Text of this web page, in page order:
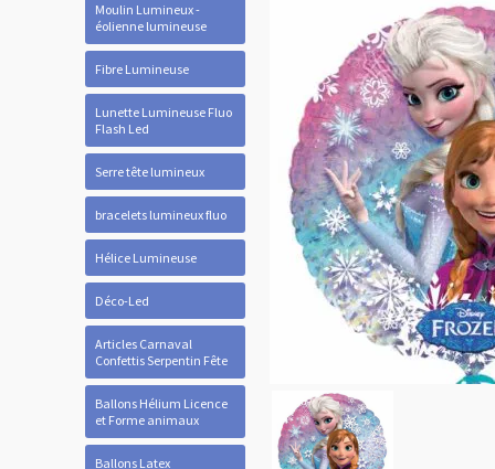
Moulin Lumineux -
éolienne lumineuse
Fibre Lumineuse
Lunette Lumineuse Fluo
Flash Led
Serre tête lumineux
bracelets lumineux fluo
Hélice Lumineuse
Déco-Led
Articles Carnaval
Confettis Serpentin Fête
Ballons Hélium Licence
et Forme animaux
Ballons Latex